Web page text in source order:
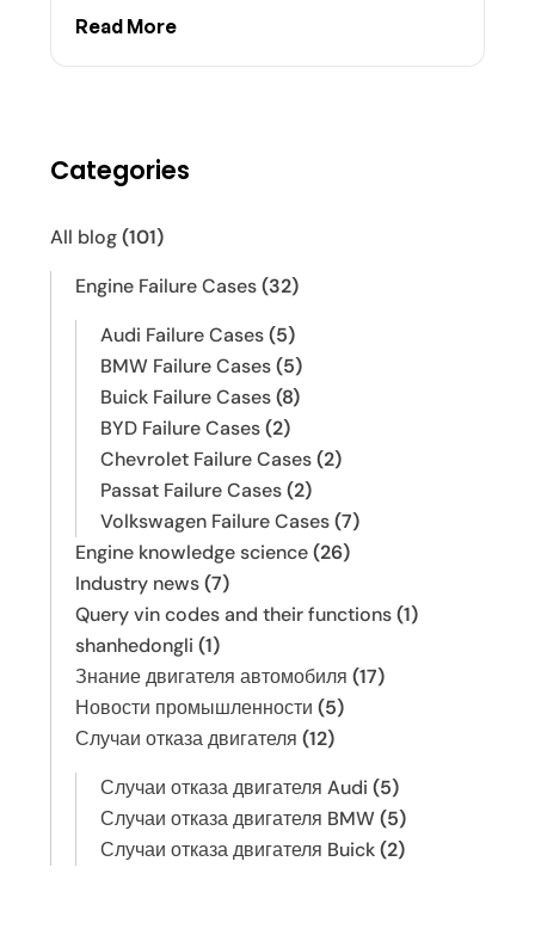
Read More
Categories
All blog(101)
Engine Failure Cases(32)
Audi Failure Cases(5)
BMW Failure Cases(5)
Buick Failure Cases(8)
BYD Failure Cases(2)
Chevrolet Failure Cases(2)
Passat Failure Cases(2)
Volkswagen Failure Cases(7)
Engine knowledge science(26)
Industry news(7)
Query vin codes and their functions(1)
shanhedongli (1)
Знание двигателя автомобиля (17)
Новости промышленности (5)
Случаи отказа двигателя (12)
Случаи отказа двигателя Audi (5)
Случаи отказа двигателя BMW(5)
Случаи отказа двигателя Buick(2)